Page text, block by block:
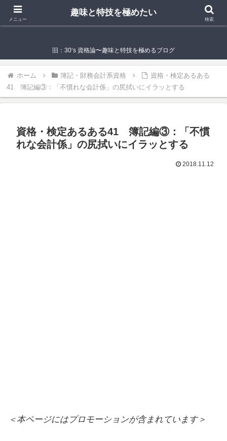
趣味と特技を極めたい
旧：30‘s 資格論〜趣味と特技を極めるブログ
ホーム 簿記・財務会計系資格
資格・検定あるある
41 簿記編③：「不慣れな会計係」の尻拭いにイラッとする
資格・検定あるある41 簿記編③：「不慣
れな会計係」の尻拭いにイラッとする
2018.11.12
＜本ページにはプロモーションが含まれています＞
メニュー
趣味と特技を極めたい
検索